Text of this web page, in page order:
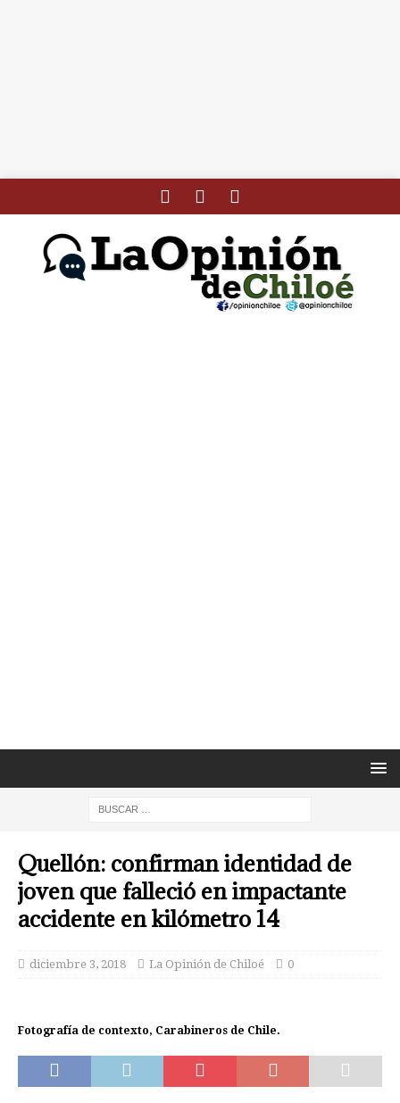
Quellón: confirman identidad de
joven que falleció en impactante
accidente en kilómetro 14
diciembre 3, 2018 La Opinión de Chiloé 0
Fotografía de contexto, Carabineros de Chile.